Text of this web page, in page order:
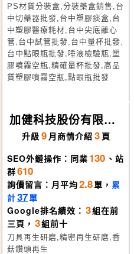
PS材質分裝盒,分裝藥盒銷售,台
中切藥器批發,台中塑膠痰盒,台
中塑膠醫療耗材,台中尖底離心
管,台中試管批發,台中量杯批發,
台中點眼瓶批發,唾液檢驗瓶,塑
膠噴霧空瓶,精確量杯批發,高品
質塑膠噴霧空瓶,點眼瓶批發
加健科技股份有限公
升級 9 月商情介紹 3 頁
SEO外鏈操作：同業 130 、站
群610
詢價留言：月平均2.8單， 累
計37單
Google排名績效： 3組在前
三頁， 3組前十
刀具再生研磨,精密再生研磨,香
菇鑽頭再生